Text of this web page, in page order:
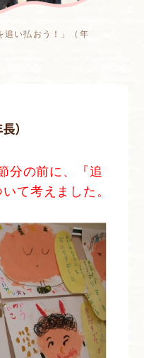
追い払おう！」（年
）
の前に、『追
て考えました。